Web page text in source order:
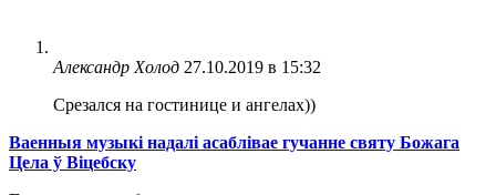
Александр Холод 27.10.2019 в 15:32
Срезался на гостинице и ангелах))
Ваенныя музыкі надалі асаблівае гучанне святу Божага
Цела ў Віцебску